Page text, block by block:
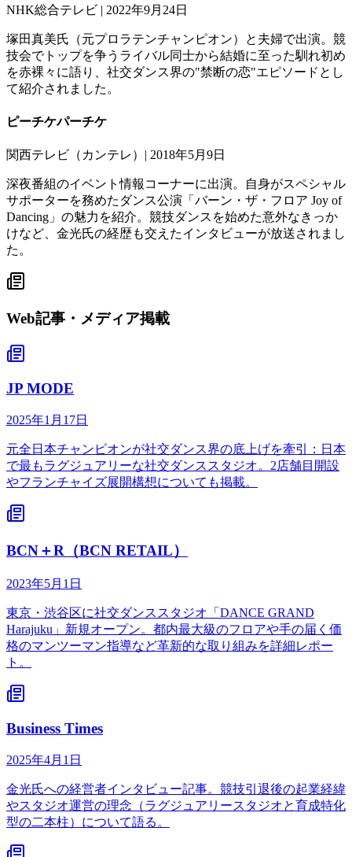
NHK総合テレビ | 2022年9月24日
塚田真美氏（元プロラテンチャンピオン）と夫婦で出演。競
技会でトップを争うライバル同士から結婚に至った馴れ初め
を赤裸々に語り、社交ダンス界の"禁断の恋"エピソードとし
て紹介されました。
ピーチケパーチケ
関西テレビ（カンテレ）| 2018年5月9日
深夜番組のイベント情報コーナーに出演。自身がスペシャル
サポーターを務めたダンス公演「バーン・ザ・フロア Joy of
Dancing」の魅力を紹介。競技ダンスを始めた意外なきっか
けなど、金光氏の経歴も交えたインタビューが放送されまし
た。
Web記事・メディア掲載
JP MODE
2025年1月17日
元全日本チャンピオンが社交ダンス界の底上げを牽引：日本
で最もラグジュアリーな社交ダンススタジオ。2店舗目開設
やフランチャイズ展開構想についても掲載。
BCN＋R（BCN RETAIL）
2023年5月1日
東京・渋谷区に社交ダンススタジオ「DANCE GRAND
Harajuku」新規オープン。都内最大級のフロアや手の届く価
格のマンツーマン指導など革新的な取り組みを詳細レポー
ト。
Business Times
2025年4月1日
金光氏への経営者インタビュー記事。競技引退後の起業経緯
やスタジオ運営の理念（ラグジュアリースタジオと育成特化
型の二本柱）について語る。